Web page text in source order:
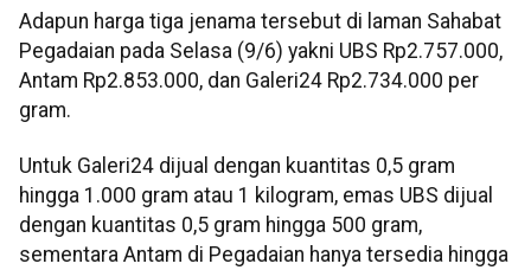
Adapun harga tiga jenama tersebut di laman Sahabat
Pegadaian pada Selasa (9/6) yakni UBS Rp2.757.000,
Antam Rp2.853.000, dan Galeri24 Rp2.734.000 per
gram.
Untuk Galeri24 dijual dengan kuantitas 0,5 gram
hingga 1.000 gram atau 1 kilogram, emas UBS dijual
dengan kuantitas 0,5 gram hingga 500 gram,
sementara Antam di Pegadaian hanya tersedia hingga